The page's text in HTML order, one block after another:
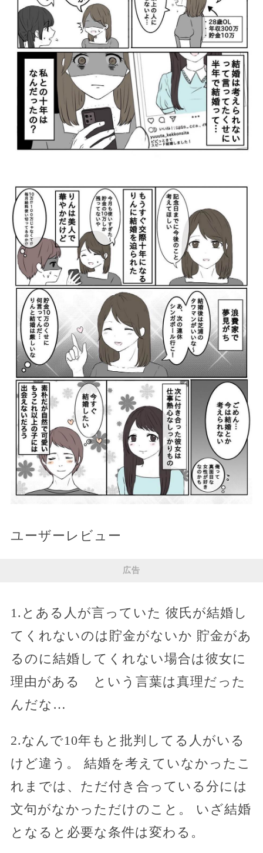
ユーザーレビュー
広告
1.とある人が言っていた 彼氏が結婚し
てくれないのは貯金がないか 貯金があ
るのに結婚してくれない場合は彼女に
理由がある という言葉は真理だった
んだな…
2.なんで10年もと批判してる人がいる
けど違う。 結婚を考えていなかったこ
れまでは、ただ付き合っている分には
文句がなかっただけのこと。 いざ結婚
となると必要な条件は変わる。